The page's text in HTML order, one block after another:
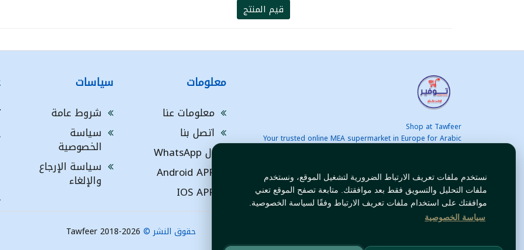
نستخدم ملفات تعريف الارتباط الضرورية لتشغيل الموقع، ونستخدم
ملفات التحليل والتسويق فقط بعد موافقتك. متابعة تصفح الموقع تعني
موافقتك على استخدام ملفات تعريف الارتباط وفقًا لسياسة الخصوصية.
سياسة الخصوصية
قيم المنتج
Shop at Tawfeer
Your trusted online MEA supermarket in Europe for Arabic
معلومات
معلومات عنا
اتصل بنا
ال WhatsApp
Android APP
IOS APP
سياسات
شروط عامة
سياسة
الخصوصية
سياسة الإرجاع
والإلغاء
حقوق النشر © Tawfeer 2018-2026